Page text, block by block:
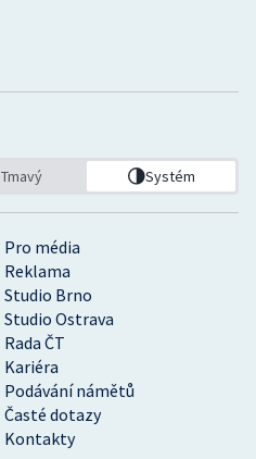
Pro média
Reklama
Studio Brno
Studio Ostrava
Rada ČT
Kariéra
Podávání námětů
Časté dotazy
Kontakty
Tmavý Systém